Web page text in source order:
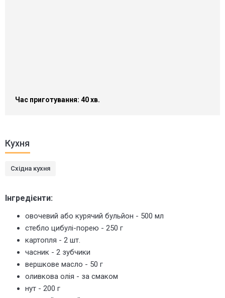
Час приготування: 40 хв.
Кухня
Східна кухня
Інгредієнти:
овочевий або курячий бульйон - 500 мл
стебло цибулі-порею - 250 г
картопля - 2 шт.
часник - 2 зубчики
вершкове масло - 50 г
оливкова олія - за смаком
нут - 200 г